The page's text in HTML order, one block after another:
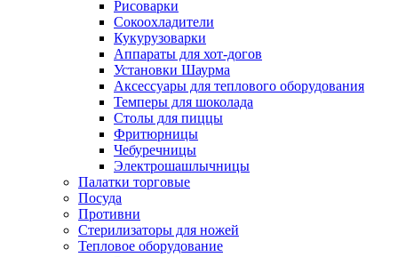
Рисоварки
Сокоохладители
Кукурузоварки
Аппараты для хот-догов
Установки Шаурма
Аксессуары для теплового оборудования
Темперы для шоколада
Столы для пиццы
Фритюрницы
Чебуречницы
Электрошашлычницы
Палатки торговые
Посуда
Противни
Стерилизаторы для ножей
Тепловое оборудование